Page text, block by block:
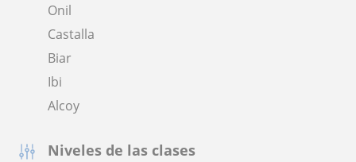
Onil
Castalla
Biar
Ibi
Alcoy
Niveles de las clases